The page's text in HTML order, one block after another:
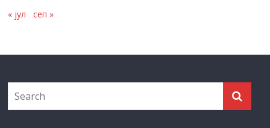
« јул сеп »